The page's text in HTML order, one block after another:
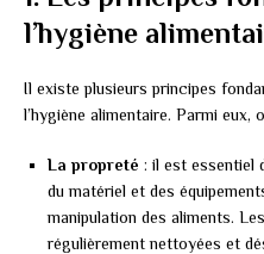
l’hygiène
Il existe plusieurs principes
l’hygiène alimentaire. Parmi eux,
La propreté : il est essentiel
du matériel et des
manipulation des aliments.
régulièrement nettoyées et